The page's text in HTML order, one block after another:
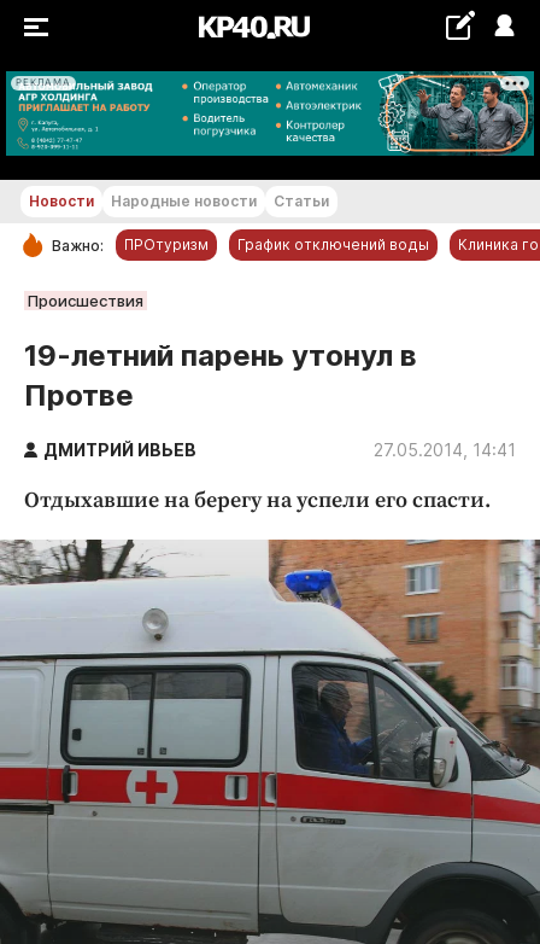
РЕКЛАМА
+22...+23 °С
РУБРИКИ
Обнинск
Новости компаний
Статьи
Народные новости
Авто и транспорт
Благоустройство
Криминал
Недвижимость и ЖКХ
Образование
Общество
Погода
Праздники
Происшествия
Экономика и бизнес
ПРОЕКТЫ
Новости Народные новости Статьи
Важно: ПРОтуризм График отключений воды Клиника
Происшествия
19-летний парень утонул в
Протве
ДМИТРИЙ ИВЬЕВ 27.05.2014, 14:41
Отдыхавшие на берегу на успели его спасти.